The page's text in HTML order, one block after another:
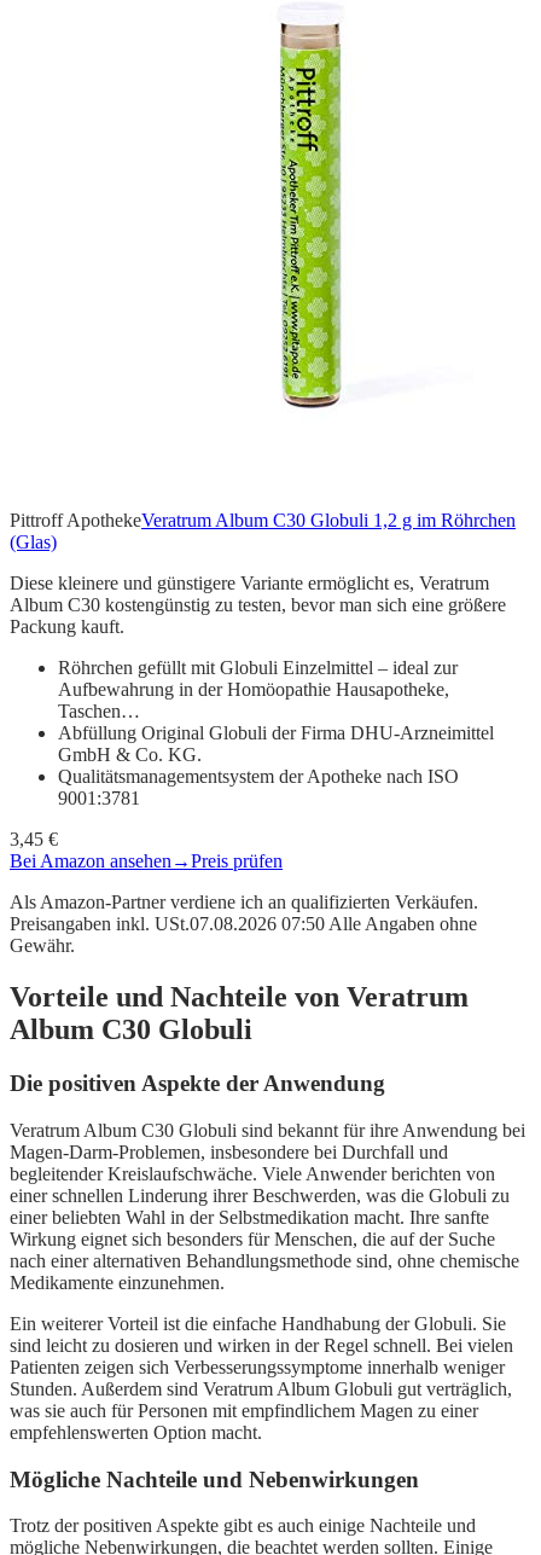
Pittroff ApothekeVeratrum Album C30 Globuli 1,2 g im Röhrchen
(Glas)
Diese kleinere und günstigere Variante ermöglicht es, Veratrum
Album C30 kostengünstig zu testen, bevor man sich eine größere
Packung kauft.
Röhrchen gefüllt mit Globuli Einzelmittel – ideal zur
Aufbewahrung in der Homöopathie Hausapotheke,
Taschen…
Abfüllung Original Globuli der Firma DHU-Arzneimittel
GmbH & Co. KG.
Qualitätsmanagementsystem der Apotheke nach ISO
9001:3781
3,45 €
Bei Amazon ansehen →Preis prüfen
Als Amazon-Partner verdiene ich an qualifizierten Verkäufen.
Preisangaben inkl. USt.07.08.2026 07:50 Alle Angaben ohne
Gewähr.
Vorteile und Nachteile von Veratrum
Album C30 Globuli
Die positiven Aspekte der Anwendung
Veratrum Album C30 Globuli sind bekannt für ihre Anwendung bei
Magen-Darm-Problemen, insbesondere bei Durchfall und
begleitender Kreislaufschwäche. Viele Anwender berichten von
einer schnellen Linderung ihrer Beschwerden, was die Globuli zu
einer beliebten Wahl in der Selbstmedikation macht. Ihre sanfte
Wirkung eignet sich besonders für Menschen, die auf der Suche
nach einer alternativen Behandlungsmethode sind, ohne chemische
Medikamente einzunehmen.
Ein weiterer Vorteil ist die einfache Handhabung der Globuli. Sie
sind leicht zu dosieren und wirken in der Regel schnell. Bei vielen
Patienten zeigen sich Verbesserungssymptome innerhalb weniger
Stunden. Außerdem sind Veratrum Album Globuli gut verträglich,
was sie auch für Personen mit empfindlichem Magen zu einer
empfehlenswerten Option macht.
Mögliche Nachteile und Nebenwirkungen
Trotz der positiven Aspekte gibt es auch einige Nachteile und
mögliche Nebenwirkungen, die beachtet werden sollten. Einige